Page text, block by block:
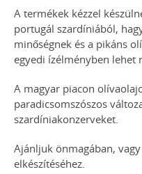
A termékek kézzel
portugál szardíniából,
minőségnek és a pikáns
egyedi ízélményben lehet
A magyar piacon
paradicsomszószos
szardíniakonzerveket.
Ajánljuk önmagában,
elkészítéséhez.